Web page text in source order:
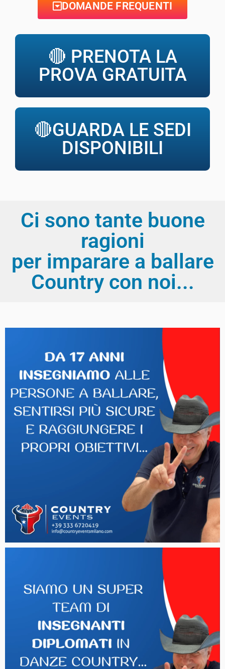
DOMANDE FREQUENTI
🔴 PRENOTA LA
PROVA GRATUITA
🔴GUARDA LE SEDI
DISPONIBILI
Ci sono tante buone
ragioni
per imparare a ballare
Country con noi...